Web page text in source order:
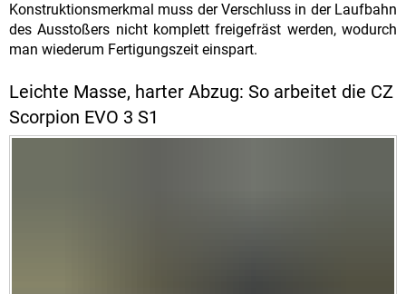
Konstruktionsmerkmal muss der Verschluss in der Laufbahn
des Ausstoßers nicht komplett freigefräst werden, wodurch
man wiederum Fertigungszeit einspart.
Leichte Masse, harter Abzug: So arbeitet die CZ
Scorpion EVO 3 S1